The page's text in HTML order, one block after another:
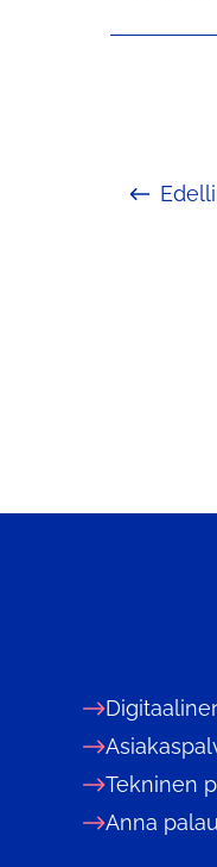
Tekninen
Anna